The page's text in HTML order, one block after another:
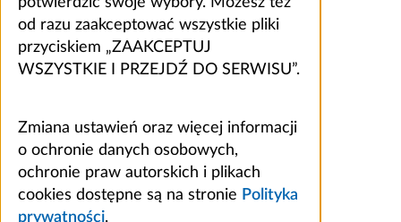
od razu zaakceptować wszystkie pliki
przyciskiem „ZAAKCEPTUJ
WSZYSTKIE I PRZEJDŹ DO SERWISU”.
Zmiana ustawień oraz więcej informacji
o ochronie danych osobowych,
ochronie praw autorskich i plikach
cookies dostępne są na stronie Polityka
prywatności.